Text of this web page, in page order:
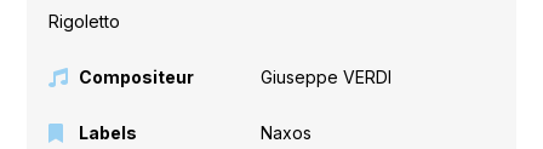
Rigoletto
Compositeur Giuseppe VERDI
Labels Naxos